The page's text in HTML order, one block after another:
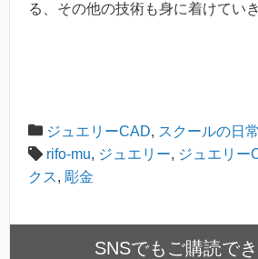
る、その他の技術も身に着けてい
ジュエリーCAD, スクールの日常
rifo-mu, ジュエリー, ジュエリー
クス, 彫金
SNSでもご購読でき